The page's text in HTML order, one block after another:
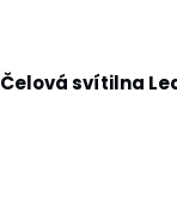
Čelová svítilna